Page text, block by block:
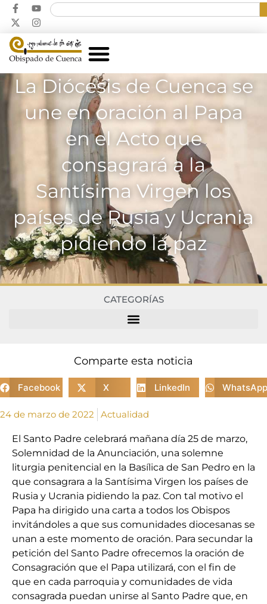
La Diócesis de Cuenca se
une en oración al Papa
en el Acto que
consagrará a la
Santísima Virgen los
países de Rusia y Ucrania
pidiendo la paz
CATEGORÍAS
Comparte esta noticia
Facebook X LinkedIn WhatsApp
24 de marzo de 2022 Actualidad
El Santo Padre celebrará mañana día 25 de marzo,
Solemnidad de la Anunciación, una solemne
liturgia penitencial en la Basílica de San Pedro en la
que consagrara a la Santísima Virgen los países de
Rusia y Ucrania pidiendo la paz. Con tal motivo el
Papa ha dirigido una carta a todos los Obispos
invitándoles a que sus comunidades diocesanas se
unan a este momento de oración. Para secundar la
petición del Santo Padre ofrecemos la oración de
Consagración que el Papa utilizará, con el fin de
que en cada parroquia y comunidades de vida
consagrada puedan unirse al Santo Padre que, en